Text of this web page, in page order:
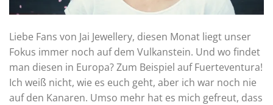
Liebe Fans von Jai Jewellery, diesen Monat liegt unser
Fokus immer noch auf dem Vulkanstein. Und wo findet
man diesen in Europa? Zum Beispiel auf Fuerteventura!
Ich weiß nicht, wie es euch geht, aber ich war noch nie
auf den Kanaren. Umso mehr hat es mich gefreut, dass